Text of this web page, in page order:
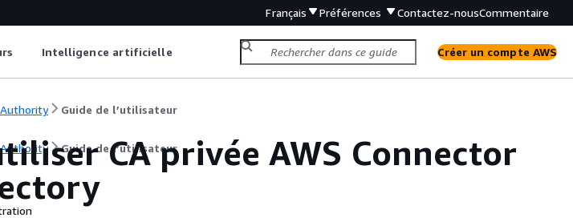
Français Préférences Contactez-nousCommentaire
Intelligence artificielle Créer un compte AWS
Guide de l’utilisateur
Guide de l’utilisateur
CA privée AWS Connector